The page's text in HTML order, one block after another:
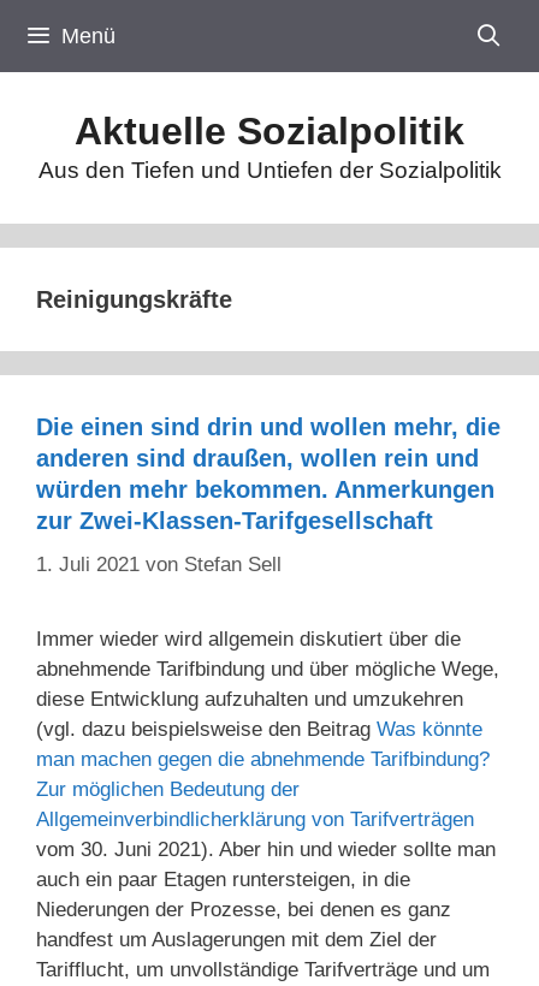
Inhalt
springen
Menü
Aktuelle Sozialpolitik
Aus den Tiefen und Untiefen der Sozialpolitik
Reinigungskräfte
Die einen sind drin und wollen mehr, die
anderen sind draußen, wollen rein und
würden mehr bekommen. Anmerkungen
zur Zwei-Klassen-Tarifgesellschaft
1. Juli 2021 von Stefan Sell
Immer wieder wird allgemein diskutiert über die
abnehmende Tarifbindung und über mögliche Wege,
diese Entwicklung aufzuhalten und umzukehren
(vgl. dazu beispielsweise den Beitrag Was könnte
man machen gegen die abnehmende Tarifbindung?
Zur möglichen Bedeutung der
Allgemeinverbindlicherklärung von Tarifverträgen
vom 30. Juni 2021). Aber hin und wieder sollte man
auch ein paar Etagen runtersteigen, in die
Niederungen der Prozesse, bei denen es ganz
handfest um Auslagerungen mit dem Ziel der
Tarifflucht, um unvollständige Tarifverträge und um